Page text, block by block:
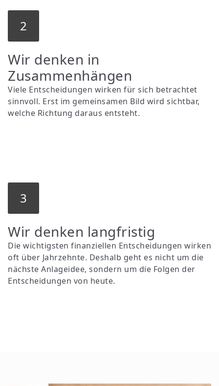
2
Wir denken in
Zusammenhängen
Viele Entscheidungen wirken für sich betrachtet
sinnvoll. Erst im gemeinsamen Bild wird sichtbar,
welche Richtung daraus entsteht.
3
Wir denken langfristig
Die wichtigsten finanziellen Entscheidungen wirken
oft über Jahrzehnte. Deshalb geht es nicht um die
nächste Anlageidee, sondern um die Folgen der
Entscheidungen von heute.